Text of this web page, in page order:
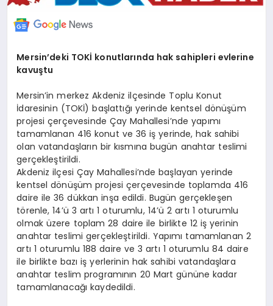
Mersin’deki TOKİ konutlarında hak sahipleri evlerine
kavuştu
Mersin’in merkez Akdeniz ilçesinde Toplu Konut
İdaresinin (TOKİ) başlattığı yerinde kentsel dönüşüm
projesi çerçevesinde Çay Mahallesi’nde yapımı
tamamlanan 416 konut ve 36 iş yerinde, hak sahibi
olan vatandaşların bir kısmına bugün anahtar teslimi
gerçekleştirildi.
Akdeniz ilçesi Çay Mahallesi’nde başlayan yerinde
kentsel dönüşüm projesi çerçevesinde toplamda 416
daire ile 36 dükkan inşa edildi. Bugün gerçekleşen
törenle, 14’ü 3 artı 1 oturumlu, 14’ü 2 artı 1 oturumlu
olmak üzere toplam 28 daire ile birlikte 12 iş yerinin
anahtar teslimi gerçekleştirildi. Yapımı tamamlanan 2
artı 1 oturumlu 188 daire ve 3 artı 1 oturumlu 84 daire
ile birlikte bazı iş yerlerinin hak sahibi vatandaşlara
anahtar teslim programının 20 Mart gününe kadar
tamamlanacağı kaydedildi.